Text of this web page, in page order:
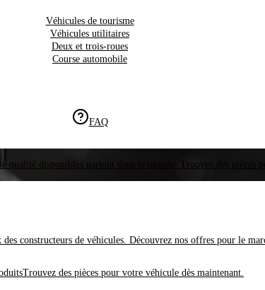
Véhicules de tourisme
Véhicules utilitaires
Deux et trois-roues
Course automobile
FAQ
qualité disponibles partout dans le monde. Trouvez des pièces
constructeurs de véhicules. Découvrez nos offres pour le
Trouvez des pièces pour votre véhicule dès maintenant.